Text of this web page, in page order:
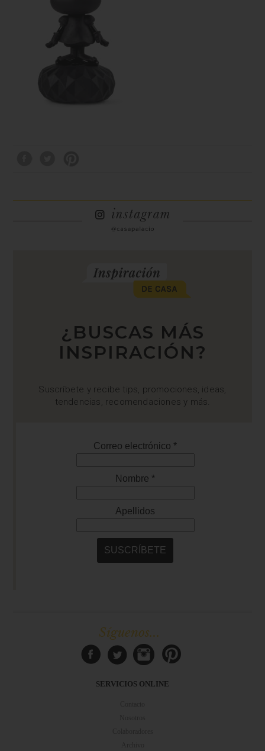
¿BUSCAS MÁS
INSPIRACIÓN?
Suscríbete y recibe tips, promociones, ideas,
tendencias, recomendaciones y más.
Síguenos...
SERVICIOS ONLINE